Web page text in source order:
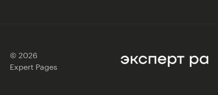
© 2026
Expert Pages